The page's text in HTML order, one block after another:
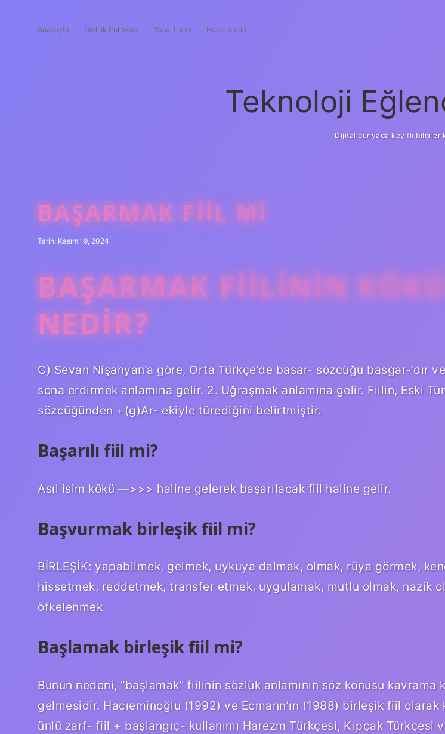
Anasayfa Gizlilik Politikası Yasal Uyarı Hakkımızda
Teknoloji
Dijital dünyada keyifli bilgiler
BAŞARMAK FIIL MI
Tarih: Kasım 19, 2024
BAŞARMAK FIILININ KÖKÜ
NEDIR?
C) Sevan Nişanyan’a göre, Orta Türkçe’de basar- sözcüğü basġar-‘dır
sona erdirmek anlamına gelir. 2. Uğraşmak anlamına gelir. Fiilin, Eski
sözcüğünden +(g)Ar- ekiyle türediğini belirtmiştir.
Başarılı fiil mi?
Asıl isim kökü —>>> haline gelerek başarılacak fiil haline gelir.
Başvurmak birleşik fiil mi?
BİRLEŞİK: yapabilmek, gelmek, uykuya dalmak, olmak, rüya görmek,
hissetmek, reddetmek, transfer etmek, uygulamak, mutlu olmak, nazik
öfkelenmek.
Başlamak birleşik fiil mi?
Bunun nedeni, “başlamak” fiilinin sözlük anlamının söz konusu kavrama
gelmesidir. Hacıeminoğlu (1992) ve Ecmann’ın (1988) birleşik fiil
ünlü zarf- fiil + başlangıç- kullanımı Harezm Türkçesi, Kıpçak Türkçesi